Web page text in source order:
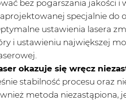
bez pogarszania jakości i
specjalnie do
ustawienia lasera
i ustawieniu największej
okazuje się wręcz
stabilność procesu oraz
metoda niezastąpiona,